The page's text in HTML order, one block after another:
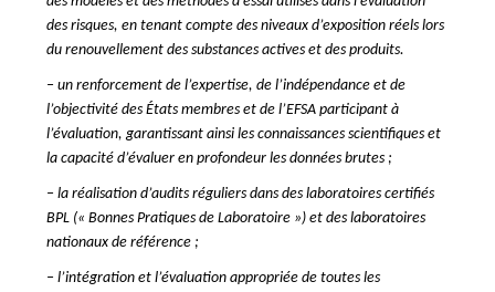
des risques, en tenant compte des niveaux d’exposition réels lors
du renouvellement des substances actives et des produits.
– un renforcement de l’expertise, de l’indépendance et de
l’objectivité des États membres et de l’EFSA participant à
l’évaluation, garantissant ainsi les connaissances scientifiques et
la capacité d’évaluer en profondeur les données brutes ;
– la réalisation d’audits réguliers dans des laboratoires certifiés
BPL (« Bonnes Pratiques de Laboratoire ») et des laboratoires
nationaux de référence ;
– l’intégration et l’évaluation appropriée de toutes les